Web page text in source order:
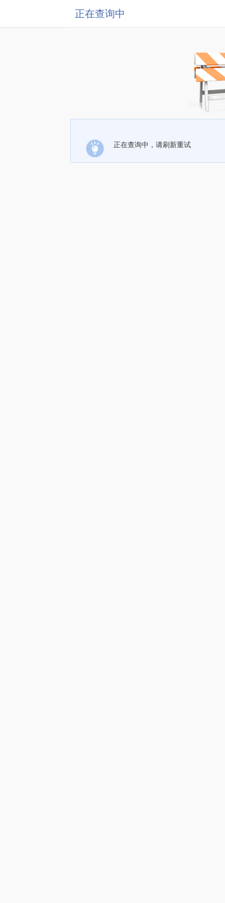
正在查询中
正在查询中，请刷新重试